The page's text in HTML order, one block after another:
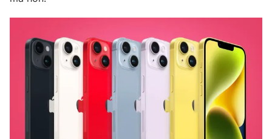
cấp ngày 29/12/2023
Tổng Biên tập:Vũ Thanh Thủy
Phó Tổng Biên tập: Nguyễn Thị Mỹ Hạnh, Phạm Quốc Thắng,
Nguyễn Trọng Ninh
024.38 355 931 - 024.38 355 932
Ðiện thoại Thời báo VTV:024.66 897 897
toasoan@vtv.vn
Liên hệ quảng cáo: